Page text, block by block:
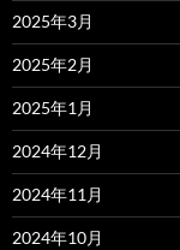
2025年3月
2025年2月
2025年1月
2024年12月
2024年11月
2024年10月